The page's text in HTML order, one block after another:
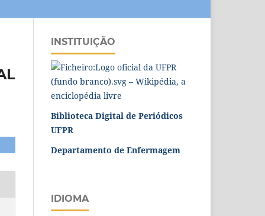
INSTITUIÇÃO
Biblioteca Digital de Periódicos
UFPR
Departamento de Enfermagem
IDIOMA